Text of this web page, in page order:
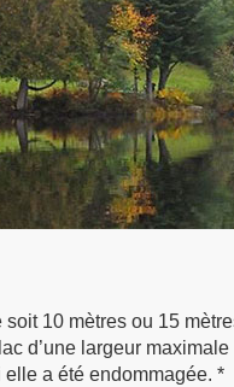
10 mètres ou 15
d’une largeur maximale
elle a été endommagée. *